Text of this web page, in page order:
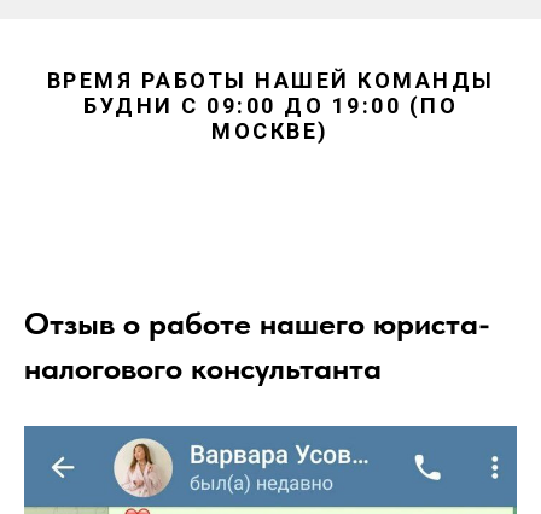
ВРЕМЯ РАБОТЫ НАШЕЙ КОМАНДЫ
БУДНИ С 09:00 ДО 19:00 (ПО
МОСКВЕ)
Отзыв о работе нашего юриста-
налогового консультанта